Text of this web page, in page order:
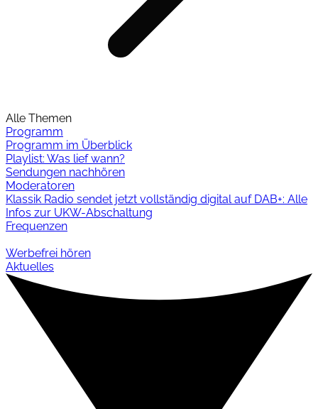
Alle Themen
Programm
Programm im Überblick
Playlist: Was lief wann?
Sendungen nachhören
Moderatoren
Klassik Radio sendet jetzt vollständig digital auf DAB+: Alle
Infos zur UKW-Abschaltung
Frequenzen
Werbefrei hören
Aktuelles